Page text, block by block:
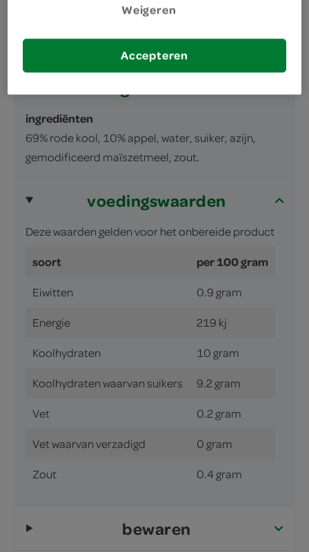
340 Milliliter
ingrediënten
69% rode kool, 10% appel, water, suiker, azijn,
gemodificeerd maïszetmeel, zout.
voedingswaarden
Deze waarden gelden voor het onbereide product
soort per 100 gram
Eiwitten 0.9 gram
Energie 219 kj
Koolhydraten 10 gram
Koolhydraten waarvan suikers 9.2 gram
Vet 0.2 gram
Vet waarvan verzadigd 0 gram
Zout 0.4 gram
bewaren
Weigeren
Accepteren